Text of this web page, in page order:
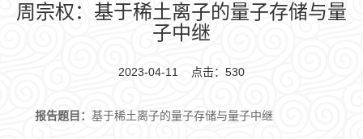
周宗权：基于稀土离子的量子存储与量
子中继
2023-04-11 点击： 530
报告题目： 基于稀土离子的量子存储与量子中继